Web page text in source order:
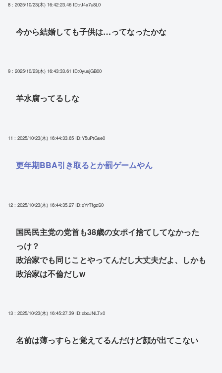
8 : 2025/10/23(木) 16:42:23.46 ID:rJ4a7u8L0
今から結婚しても子供は…ってなったかな
9 : 2025/10/23(木) 16:43:33.61 ID:0yusjGB00
羊水腐ってるしな
11 : 2025/10/23(木) 16:44:33.65 ID:Y5uPtGse0
更年期BBA引き取るとか罰ゲームやん
12 : 2025/10/23(木) 16:44:35.27 ID:qYrTfgzS0
国民民主党の党首も38歳の女ポイ捨てしてなかった
っけ？
政治家でも同じことやってんだし大丈夫だよ、しかも
政治家は不倫だしw
13 : 2025/10/23(木) 16:45:27.39 ID:cbcJNLTx0
名前は薄っすらと覚えてるんだけど顔が出てこない